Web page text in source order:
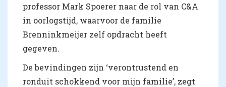
professor Mark Spoerer naar de rol van C&A
in oorlogstijd, waarvoor de familie
Brenninkmeijer zelf opdracht heeft
gegeven.
De bevindingen zijn ‘verontrustend en
ronduit schokkend voor mijn familie’, zegt